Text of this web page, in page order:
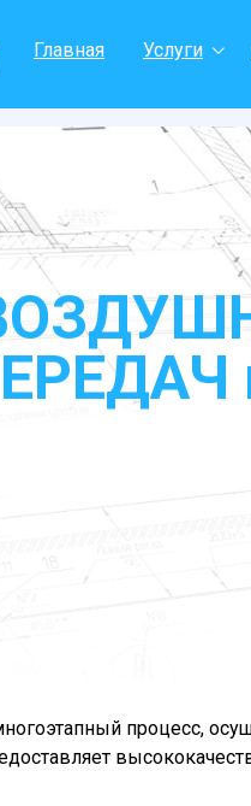
Главная Услуги
процесс,